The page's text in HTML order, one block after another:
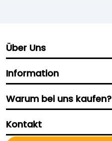
Über Uns
Information
Warum bei uns kaufen?
Kontakt